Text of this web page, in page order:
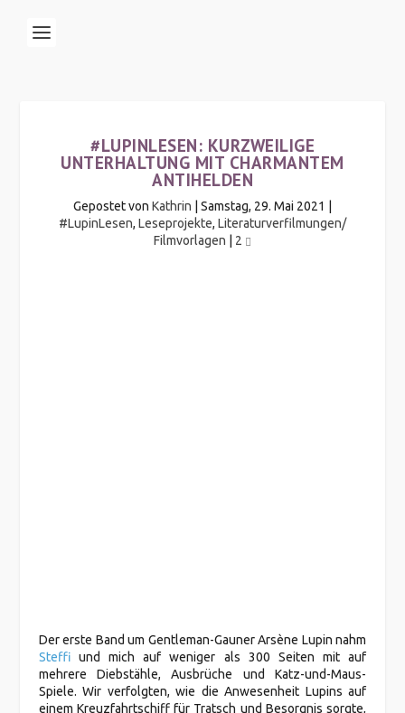
#LUPINLESEN: KURZWEILIGE
UNTERHALTUNG MIT CHARMANTEM
ANTIHELDEN
Gepostet von Kathrin Samstag, 29. Mai 2021
#LupinLesen, Leseprojekte, Literaturverfilmungen/
Filmvorlagen
2
Der erste Band um Gentleman-Gauner Arsène Lupin nahm
Steffiund mich auf weniger als 300 Seiten mit auf
mehrere Diebstähle, Ausbrüche und Katz-und-Maus-
Spiele. Wir verfolgten, wie die Anwesenheit Lupins auf
einem Kreuzfahrtschiff für Tratsch und Besorgnis sorgte,